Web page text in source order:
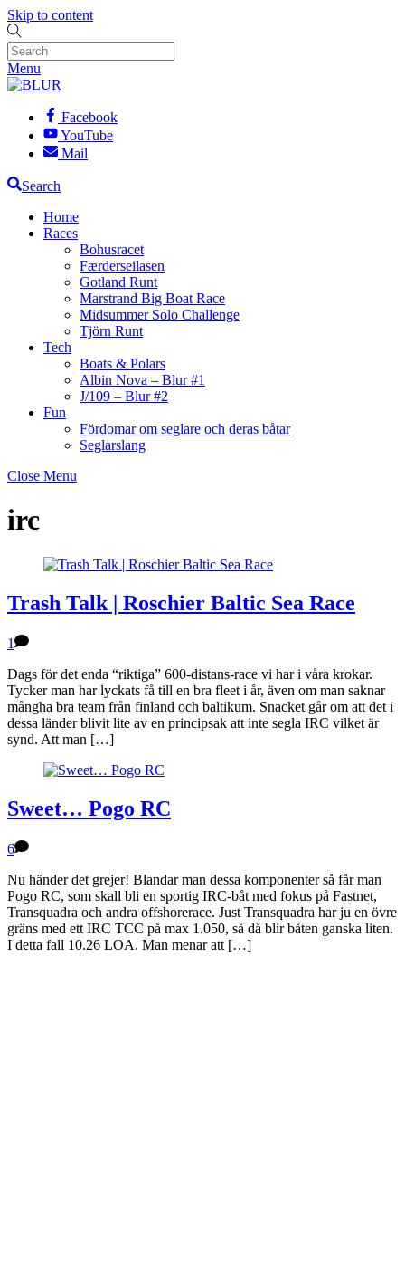
Skip to content
Menu
Facebook
YouTube
Mail
Search
Home
Races
Bohusracet
Færderseilasen
Gotland Runt
Marstrand Big Boat Race
Midsummer Solo Challenge
Tjörn Runt
Tech
Boats & Polars
Albin Nova – Blur #1
J/109 – Blur #2
Fun
Fördomar om seglare och deras båtar
Seglarslang
Close Menu
irc
Trash Talk | Roschier Baltic Sea Race
1
Dags för det enda “riktiga” 600-distans-race vi har i våra krokar.
Tycker man har lyckats få till en bra fleet i år, även om man saknar
mångha bra team från finland och baltikum. Snacket går om att det i
dessa länder blivit lite av en principsak att inte segla IRC vilket är
synd. Att man […]
Sweet… Pogo RC
6
Nu händer det grejer! Blandar man dessa komponenter så får man
Pogo RC, som skall bli en sportig IRC-båt med fokus på Fastnet,
Transquadra och andra offshorerace. Just Transquadra har ju en övre
gräns med ett IRC TCC på max 1.050, så då blir båten ganska liten.
I detta fall 10.26 LOA. Man menar att […]